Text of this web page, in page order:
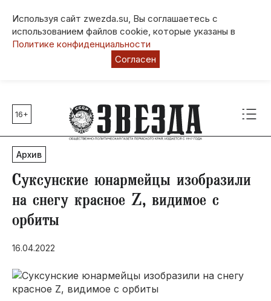
Используя сайт zwezda.su, Вы соглашаетесь с
использованием файлов cookie, которые указаны в
Политике конфиденциальности
Согласен
Главные темы
80 лет Победы
Молодежная столица РФ
СВО
Выборы в Пермском крае
Социальная поддержка
Инфраструктура
Благоустройство
16+
Архив
Суксунские юнармейцы изобразили
на снегу красное Z, видимое с
орбиты
16.04.2022